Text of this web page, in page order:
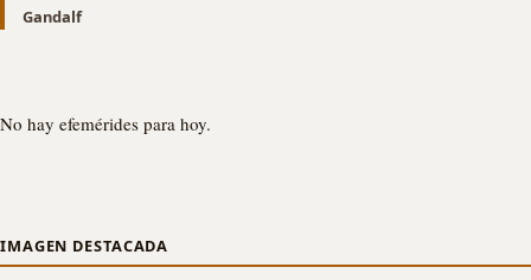
Gandalf
No hay efemérides para hoy.
IMAGEN DESTACADA